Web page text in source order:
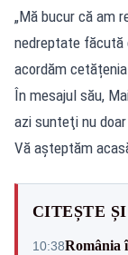
„Mă bucur că am
nedreptate făcută
acordăm
În mesajul său,
azi sunteţi nu
Vă aşteptăm
CITEȘTE ȘI
10:38România